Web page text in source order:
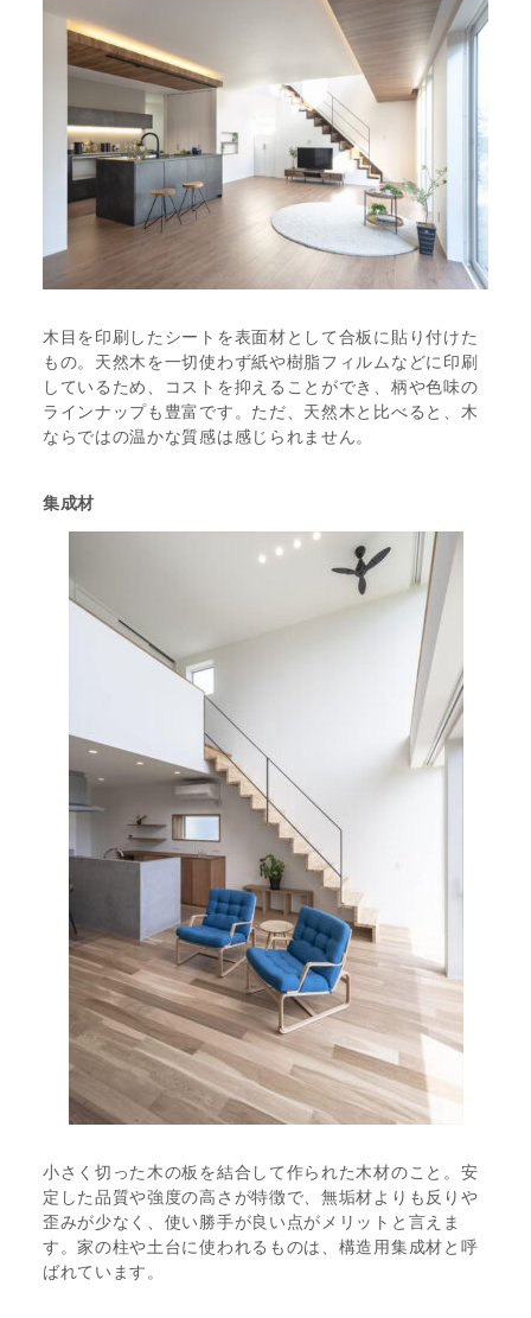
木目を印刷したシートを表面材として合板に貼り付けた
もの。天然木を一切使わず紙や樹脂フィルムなどに印刷
しているため、コストを抑えることができ、柄や色味の
ラインナップも豊富です。ただ、天然木と比べると、木
ならではの温かな質感は感じられません。
集成材
小さく切った木の板を結合して作られた木材のこと。安
定した品質や強度の高さが特徴で、無垢材よりも反りや
歪みが少なく、使い勝手が良い点がメリットと言えま
す。家の柱や土台に使われるものは、構造用集成材と呼
ばれています。